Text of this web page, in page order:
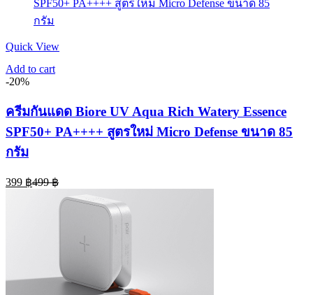
Quick View
Add to cart
-20%
ครีมกันแดด Biore UV Aqua Rich Watery Essence
SPF50+ PA++++ สูตรใหม่ Micro Defense ขนาด 85
กรัม
399 ฿Current
499฿Original
was: